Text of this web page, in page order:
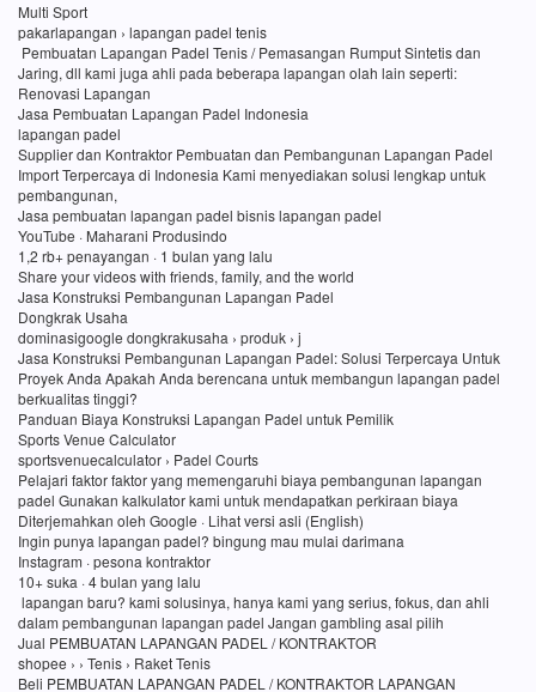
Multi Sport
pakarlapangan › lapangan padel tenis
Pembuatan Lapangan Padel Tenis / Pemasangan Rumput Sintetis dan
Jaring, dll kami juga ahli pada beberapa lapangan olah lain seperti:
Renovasi Lapangan
Jasa Pembuatan Lapangan Padel Indonesia
lapangan padel
Supplier dan Kontraktor Pembuatan dan Pembangunan Lapangan Padel
Import Terpercaya di Indonesia Kami menyediakan solusi lengkap untuk
pembangunan,
Jasa pembuatan lapangan padel bisnis lapangan padel
YouTube · Maharani Produsindo
1,2 rb+ penayangan · 1 bulan yang lalu
Share your videos with friends, family, and the world
Jasa Konstruksi Pembangunan Lapangan Padel
Dongkrak Usaha
dominasigoogle dongkrakusaha › produk › j
Jasa Konstruksi Pembangunan Lapangan Padel: Solusi Terpercaya Untuk
Proyek Anda Apakah Anda berencana untuk membangun lapangan padel
berkualitas tinggi?
Panduan Biaya Konstruksi Lapangan Padel untuk Pemilik
Sports Venue Calculator
sportsvenuecalculator › Padel Courts
Pelajari faktor faktor yang memengaruhi biaya pembangunan lapangan
padel Gunakan kalkulator kami untuk mendapatkan perkiraan biaya
Diterjemahkan oleh Google · Lihat versi asli (English)
Ingin punya lapangan padel? bingung mau mulai darimana
Instagram · pesona kontraktor
10+ suka · 4 bulan yang lalu
lapangan baru? kami solusinya, hanya kami yang serius, fokus, dan ahli
dalam pembangunan lapangan padel Jangan gambling asal pilih
Jual PEMBUATAN LAPANGAN PADEL / KONTRAKTOR
shopee › › Tenis › Raket Tenis
Beli PEMBUATAN LAPANGAN PADEL / KONTRAKTOR LAPANGAN